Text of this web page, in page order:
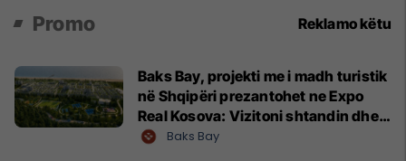
Promo Reklamo këtu
Baks Bay, projekti me i madh turistik
në Shqipëri prezantohet ne Expo
Real Kosova: Vizitoni shtandin dhe
zbuloni mundësitë e investimit
Baks Bay